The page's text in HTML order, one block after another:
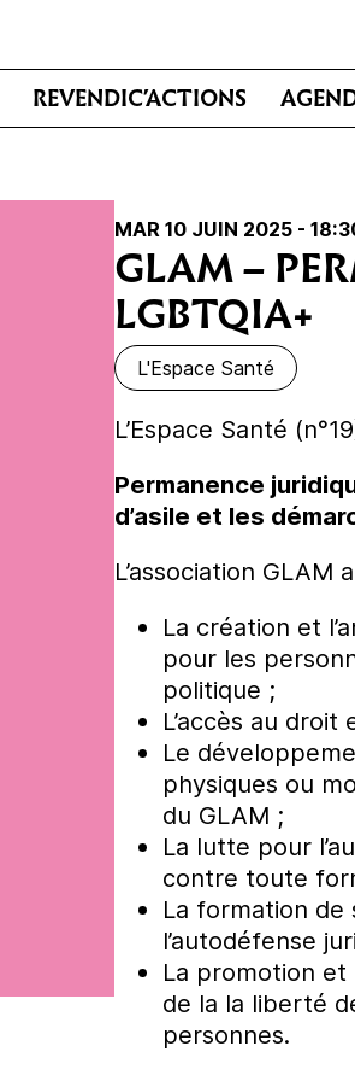
REVENDIC’ACTIONS
MAR 10 JUIN 2025 -
GLAM –
LGBTQIA+
L'Espace Santé
L’Espace Santé
Permanence
d’asile et les
L’association
La création et
pour les
politique ;
L’accès au
Le
physiques ou
du GLAM ;
La lutte pour
contre toute
La formation de
l’autodéfense
La promotion et
de la la liberté
personnes.